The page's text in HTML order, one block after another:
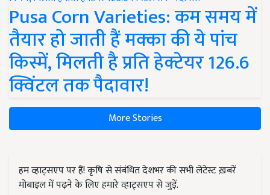
Pusa Corn Varieties: कम समय में
तैयार हो जाती हैं मक्का की ये पांच
किस्में, मिलती है प्रति हेक्टेयर 126.6
क्विंटल तक पैदावार!
More Stories
हम व्हाट्सएप पर हैं! कृषि से संबंधित देशभर की सभी लेटेस्ट ख़बरें
मोबाइल में पढ़ने के लिए हमारे व्हाट्सएप से जुड़ें.